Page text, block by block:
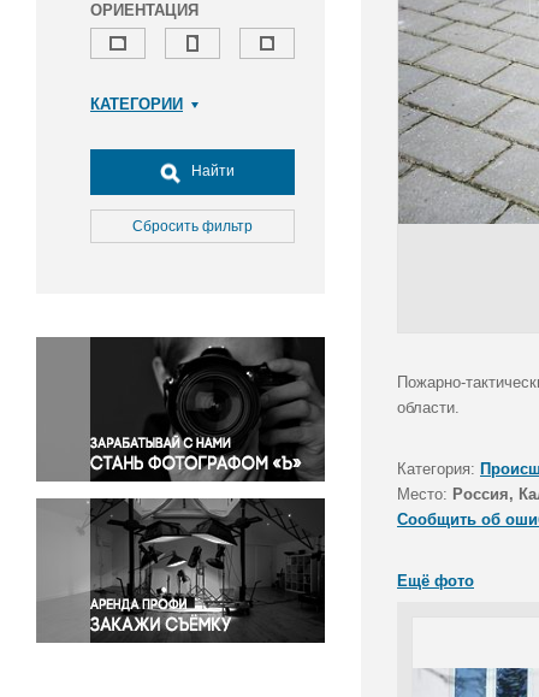
ОРИЕНТАЦИЯ
КАТЕГОРИИ
Досуг, туризм и отдых
Культура
Медицина
Окружающая среда
Политика
Правосудие
Происшествия и конфликты
Религия
Светская жизнь
Спорт
Экология
Экономика и бизнес
Найти
Сбросить фильтр
Пожарно-
области.
Категория:
Место: Россия,
Сообщить об
Ещё фото